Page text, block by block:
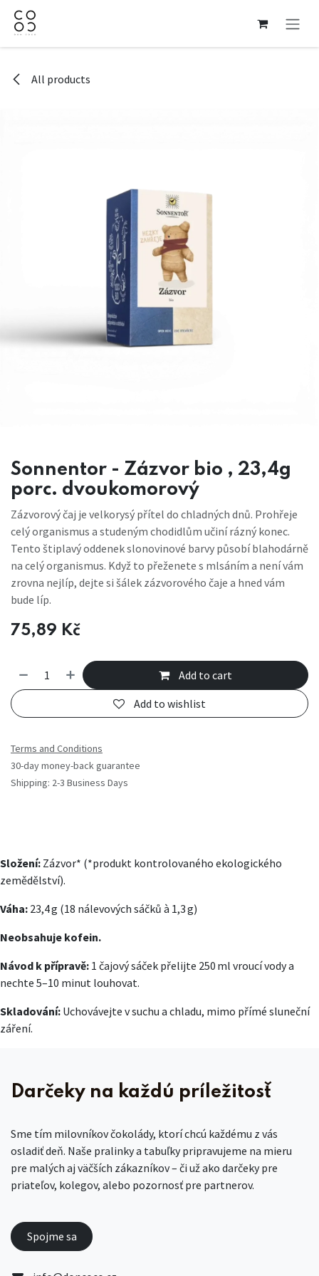
Skip to Content
All products
Sonnentor - Zázvor bio , 23,4g
porc. dvoukomorový
Zázvorový čaj je velkorysý přítel do chladných dnů. Prohřeje
celý organismus a studeným chodidlům učiní rázný konec.
Tento štiplavý oddenek slonovinové barvy působí blahodárně
na celý organismus. Když to přeženete s mlsáním a není vám
zrovna nejlíp, dejte si šálek zázvorového čaje a hned vám
bude líp.
75,89 Kč
Add to cart
Add to wishlist
Terms and Conditions
30-day money-back guarantee
Shipping: 2-3 Business Days
Složení: Zázvor* (*produkt kontrolovaného ekologického
zemědělství).
Váha: 23,4 g (18 nálevových sáčků à 1,3 g)
Neobsahuje kofein.
Návod k přípravě: 1 čajový sáček přelijte 250 ml vroucí vody a
nechte 5–10 minut louhovat.
Skladování: Uchovávejte v suchu a chladu, mimo přímé sluneční
záření.
Darčeky na každú príležitosť
Sme tím milovníkov čokolády, ktorí chcú každému z vás
osladiť deň. Naše pralinky a tabuľky pripravujeme na mieru
pre malých aj väčších zákazníkov – či už ako darčeky pre
priateľov, kolegov, alebo pozornosť pre partnerov.
Spojme sa